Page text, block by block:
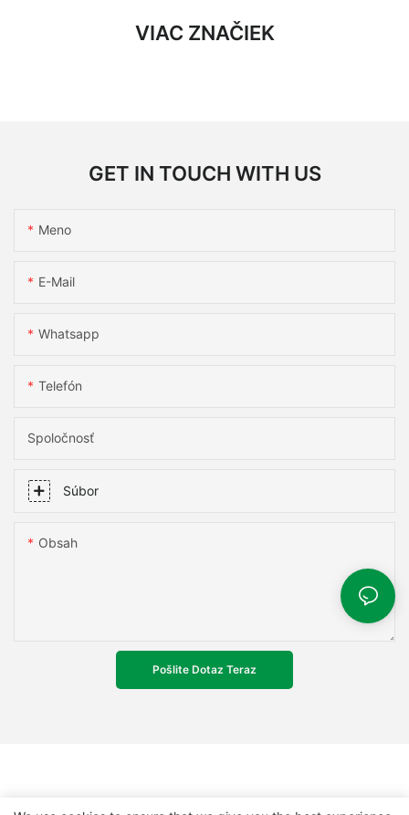
VIAC ZNAČIEK
GET IN TOUCH WITH US
Meno
E-Mail
Whatsapp
Telefón
Spoločnosť
Súbor
Obsah
Pošlite Dotaz Teraz